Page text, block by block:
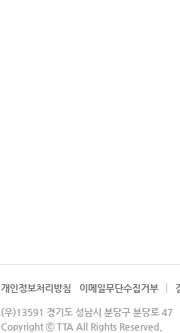
개인정보처리방침 이메일무단수집거부
(우)13591 경기도 성남시 분당구 분당로
Copyright ⓒ TTA All Rights Reserved.